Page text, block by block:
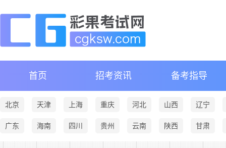
首页 招考资讯 备考指导
北京 天津 上海 重庆 河北 山西 辽宁
广东 海南 四川 贵州 云南 陕西 甘肃